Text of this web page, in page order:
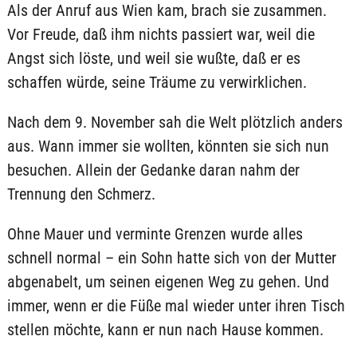
Als der Anruf aus Wien kam, brach sie zusammen.
Vor Freude, daß ihm nichts passiert war, weil die
Angst sich löste, und weil sie wußte, daß er es
schaffen würde, seine Träume zu verwirklichen.
Nach dem 9. November sah die Welt plötzlich anders
aus. Wann immer sie wollten, könnten sie sich nun
besuchen. Allein der Gedanke daran nahm der
Trennung den Schmerz.
Ohne Mauer und verminte Grenzen wurde alles
schnell normal – ein Sohn hatte sich von der Mutter
abgenabelt, um seinen eigenen Weg zu gehen. Und
immer, wenn er die Füße mal wieder unter ihren Tisch
stellen möchte, kann er nun nach Hause kommen.